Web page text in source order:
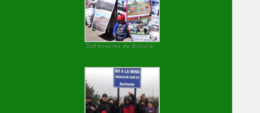
Defensoras de Bolivia